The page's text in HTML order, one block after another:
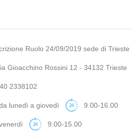
Ruolo 24/09/2019 sede di Trieste
Gioacchino Rossini 12 - 34132 Trieste
2338102
lunedì a giovedì 9.00-16.00
9.00-15.00